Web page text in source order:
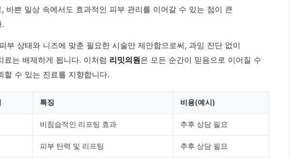
, 바쁜 일상 속에서도 효과적인 피부 관리를 이어갈 수 있는 점이 큰
부 상태와 니즈에 맞춘 필요한 시술만 제안함으로써, 과잉 진단 없이
료는 배제하게 됩니다. 이처럼 리밋의원은 모든 순간이 믿음으로 이어질 수
할 수 있는 진료를 지향합니다.
특징 비용(예시)
비침습적인 리프팅 효과 추후 상담 필요
피부 탄력 및 리프팅 추후 상담 필요